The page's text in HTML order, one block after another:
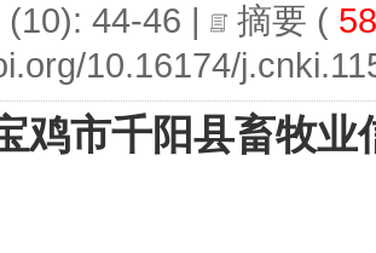
44-46 | 摘要 (
10.16174/
鸡市千阳县畜牧